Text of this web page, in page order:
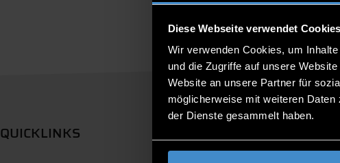
Diese Webseite verwendet Cookies
Wir verwenden Cookies, um
und die Zugriffe auf unsere
Website an unsere Partner für
möglicherweise mit weiteren
der Dienste gesammelt haben.
QUICKLINKS